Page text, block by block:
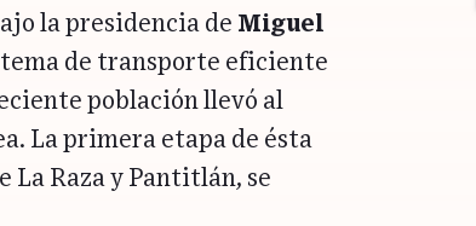
la presidencia de Miguel
de transporte eficiente
población llevó al
La primera etapa de ésta
La Raza y Pantitlán, se